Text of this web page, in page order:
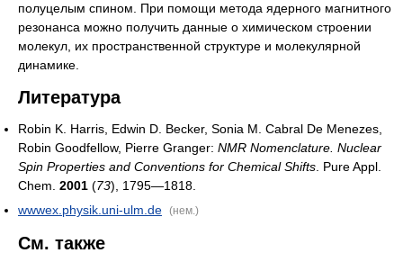
полуцелым спином. При помощи метода ядерного магнитного
резонанса можно получить данные о химическом строении
молекул, их пространственной структуре и молекулярной
динамике.
Литература
Robin K. Harris, Edwin D. Becker, Sonia M. Cabral De Menezes,
Robin Goodfellow, Pierre Granger: NMR Nomenclature. Nuclear
Spin Properties and Conventions for Chemical Shifts. Pure Appl.
Chem. 2001 (73), 1795—1818.
wwwex.physik.uni-ulm.de (нем.)
См. также